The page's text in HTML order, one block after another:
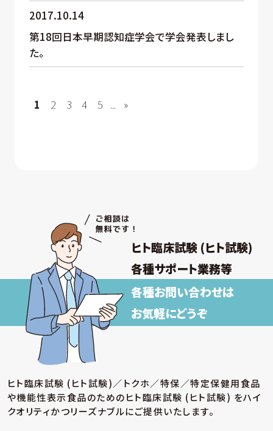
2017.10.14
第18回日本早期認知症学会で学会発表しまし
た。
1 2 3 4 5 ... »
ヒト臨床試験 (ヒト試験)
各種サポート業務等
各種お問い合わせは
お気軽にどうぞ
ヒト臨床試験 (ヒト試験)／トクホ／特保／特定保健用食品
や機能性表示食品のためのヒト臨床試験 (ヒト試験) をハイ
クオリティかつリーズナブルにご提供いたします。